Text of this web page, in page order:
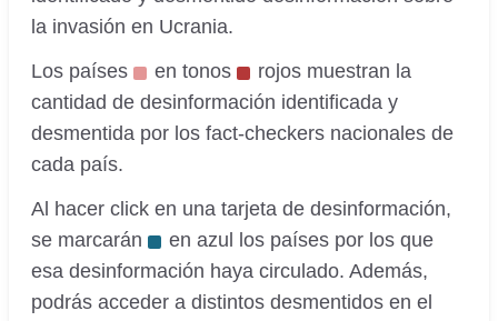
la invasión en Ucrania.
Los países
en tonos
rojos muestran la
cantidad de desinformación identificada y
desmentida por los fact-checkers nacionales de
cada país.
Al hacer click en una tarjeta de desinformación,
se marcarán
en azul los países por los que
esa desinformación haya circulado. Además,
podrás acceder a distintos desmentidos en el